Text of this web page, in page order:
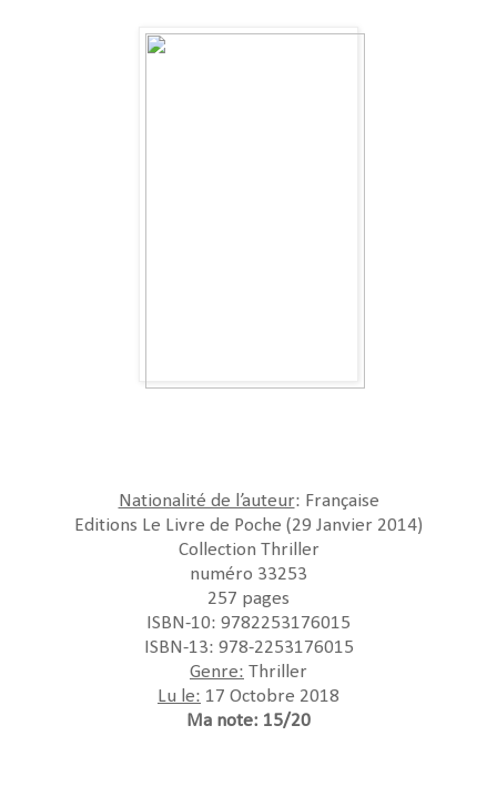
Nationalité de l’auteur: Française
Editions Le Livre de Poche (29 Janvier 2014)
Collection Thriller
numéro 33253
257 pages
ISBN-10: 9782253176015
ISBN-13: 978-2253176015
Genre: Thriller
Lu le: 17 Octobre 2018
Ma note: 15/20